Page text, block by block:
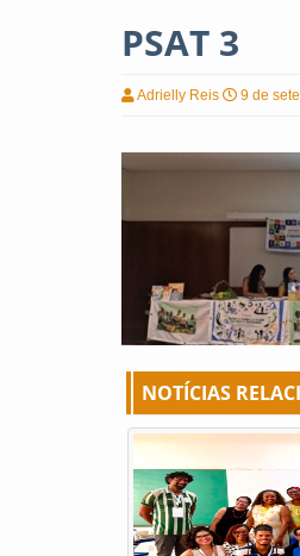
PSAT 3
Adrielly Reis 9 de
NOTÍCIAS